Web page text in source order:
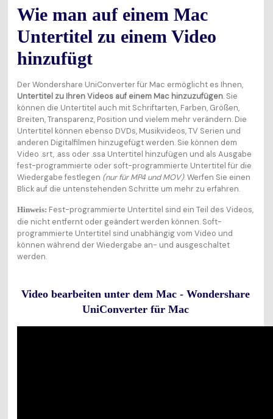
Wie man auf einem Mac
Untertitel zu einem Video
hinzufügt
Der Wondershare UniConverter für Mac ermöglicht es Ihnen,
Untertitel zu Ihren Videos auf einem Mac hinzuzufügen. Sie
können die Untertitel auch mit Schriftarten, Farben, Größen,
Breiten, Transparenz, Position und vielem mehr verändern. Die
Untertitel können ebenso DVDs, Musikvideos, TV Serien und
anderen Digitalfilmen hinzugefügt werden. Sie können dem
Video .srt, .ass oder .ssa Untertitel hinzufügen und als Ausgabe
fest-programmierte oder soft-programmierte Untertitel für die
Wiedergabe festlegen (nur für MP4 und MOV). Werfen Sie einen
Blick auf die untenstehenden Schritte um mehr zu erfahren.
Hinweis: Fest-programmierte Untertitel sind ein Teil des Videos,
die nicht entfernt oder geändert werden können. Soft-
programmierte Untertitel sind unabhängig vom Video und
können während der Wiedergabe an- und ausgeschaltet
werden.
Video bearbeiten unter dem Mac - Wondershare
UniConverter für Mac